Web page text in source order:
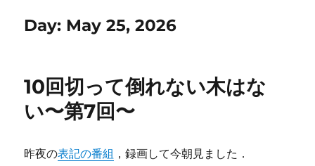
Day: May 25, 2026
10回切って倒れない木はな
い〜第7回〜
昨夜の表記の番組 ，録画して今朝見ました．